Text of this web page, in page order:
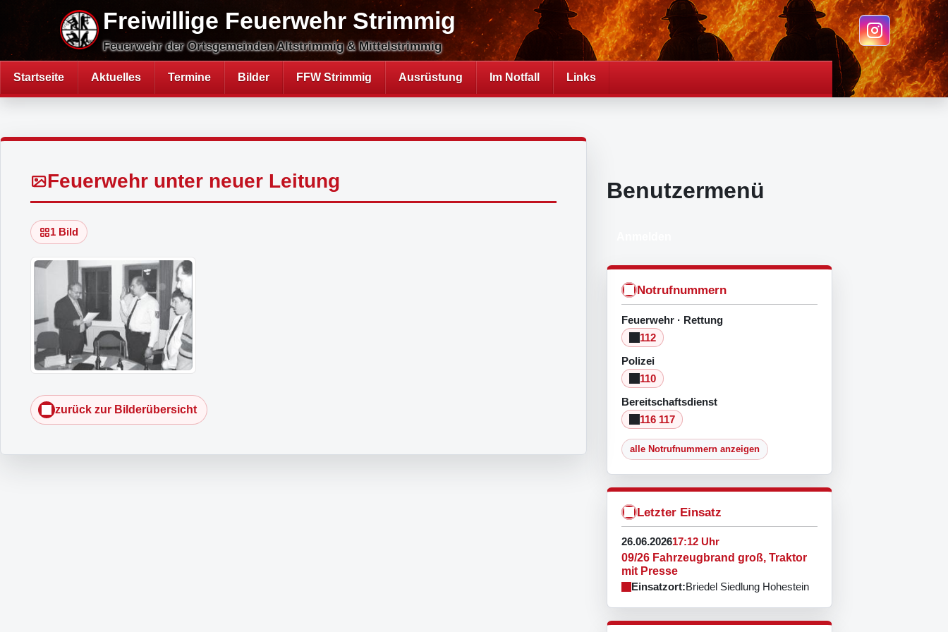
Inhalt
Freiwillige Feuerwehr Strimmig
Feuerwehr der Ortsgemeinden Altstrimmig & Mittelstrimmig
Startseite Aktuelles Termine Bilder FFW Strimmig Ausrüstung Im Notfall Links
Feuerwehr unter neuer Leitung
1 Bild
zurück zur Bilderübersicht
Benutzermenü
Notrufnummern
Feuerwehr · Rettung
112
Polizei
110
Bereitschaftsdienst
116 117
alle Notrufnummern anzeigen
Letzter Einsatz
26.06.202617:12 Uhr
09/26 Fahrzeugbrand groß, Traktor
mit Presse
Einsatzort:Briedel Siedlung Hohestein